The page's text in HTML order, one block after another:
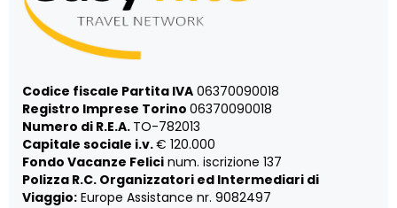
Codice fiscale Partita IVA 06370090018
Registro Imprese Torino 06370090018
Numero di R.E.A. TO-782013
Capitale sociale i.v.€ 120.000
Fondo Vacanze Felici num. iscrizione 137
Polizza R.C. Organizzatori ed Intermediari di
Viaggio: Europe Assistance nr. 9082497